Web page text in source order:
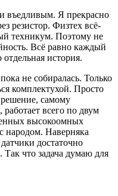
въедливым. Я прекрасно
резистор. Физтех всё-
техникум. Поэтому не
Всё равно каждый
отдельная история.
не собиралась. Только
комплектухой. Просто
решение, самому
всего по двум
высокоомных
народом. Наверняка
достаточно
Так что задача думаю для